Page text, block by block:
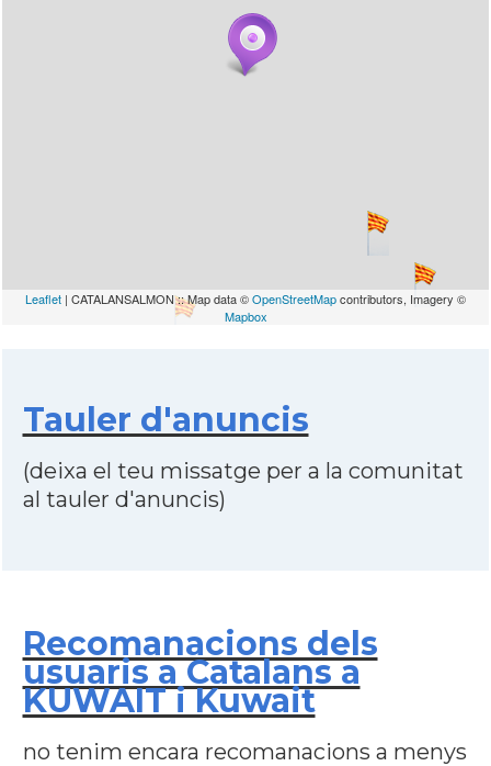
Leaflet | CATALANSALMON :: Map data ©OpenStreetMapcontributors, Imagery ©
Mapbox
Tauler d'anuncis
(deixa el teu missatge per a la comunitat
al tauler d'anuncis)
Recomanacions dels
usuaris a Catalans a
KUWAIT i Kuwait
no tenim encara recomanacions a menys